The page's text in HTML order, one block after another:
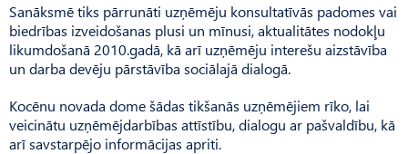
Sanāksmē tiks pārrunāti uzņēmēju konsultatīvās padomes vai
biedrības izveidošanas plusi un mīnusi, aktualitātes nodokļu
likumdošanā 2010.gadā, kā arī uzņēmēju interešu aizstāvība
un darba devēju pārstāvība sociālajā dialogā.
Kocēnu novada dome šādas tikšanās uzņēmējiem rīko, lai
veicinātu uzņēmējdarbības attīstību, dialogu ar pašvaldību, kā
arī savstarpējo informācijas apriti.